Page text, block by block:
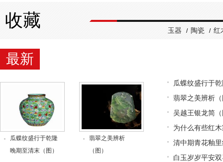
收藏 玉器 / 陶瓷 / 红
最新
瓜蝶纹盛行于乾隆
晚期至清末（图）
翡翠之美辨析
（图）
瓜蝶纹盛行于
翡翠之美辨析
吴越王银龙简
为什么有些红
清中期青花釉
白玉岁岁平安